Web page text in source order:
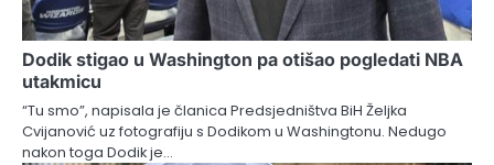
Dodik stigao u Washington pa otišao pogledati NBA
utakmicu
“Tu smo”, napisala je članica Predsjedništva BiH Željka
Cvijanović uz fotografiju s Dodikom u Washingtonu. Nedugo
nakon toga Dodik je…